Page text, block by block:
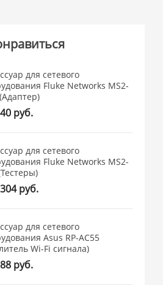
для сетевого
Fluke Networks MS2-
руб.
для сетевого
Fluke Networks MS2-
руб.
для сетевого
Asus RP-AC55
Wi-Fi сигнала)
руб.